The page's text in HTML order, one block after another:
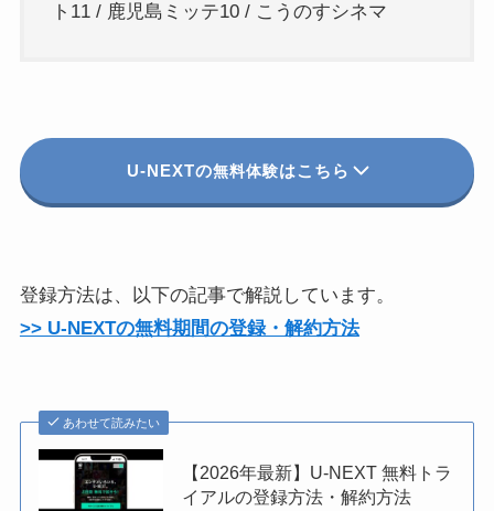
ト11 / 鹿児島ミッテ10 / こうのすシネマ
U-NEXTの無料体験はこちら
登録方法は、以下の記事で解説しています。
>> U-NEXTの無料期間の登録・解約方法
あわせて読みたい
【2026年最新】U-NEXT 無料トラ
イアルの登録方法・解約方法